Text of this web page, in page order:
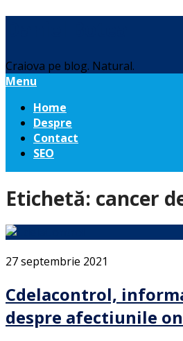
Craiova pe blog. Natural.
Menu
Home
Despre
Contact
SEO
Etichetă: cancer
27 septembrie 2021
Cdelacontrol,
despre afectiunile